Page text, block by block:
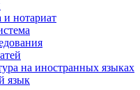
и нотариат
на иностранных языках
язык